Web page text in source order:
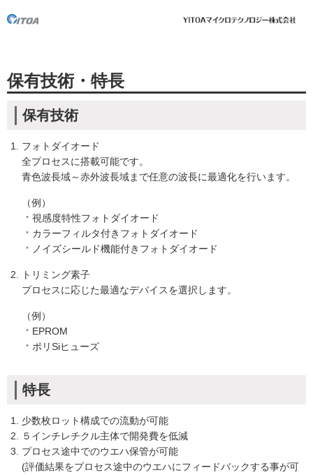
保有技術・特長
保有技術
フォトダイオード
全プロセスに搭載可能です。
青色波長域～赤外波長域まで任意の波長に最適化を行います。
（例）
視感度特性フォトダイオード
カラーフィルタ付きフォトダイオード
ノイズシールド機能付きフォトダイオード
トリミング素子
プロセスに応じた最適なデバイスを選択します。
（例）
EPROM
ポリSiヒューズ
特長
少数枚ロット構成での流動が可能
５インチレチクル主体で開発費を低減
プロセス途中でのウエハ保管が可能
(評価結果をプロセス途中のウエハにフィードバックする事が可